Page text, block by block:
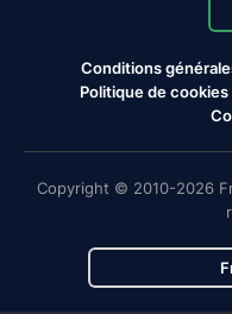
Conditions
Politique de cookies
Copyright © 2010-2026